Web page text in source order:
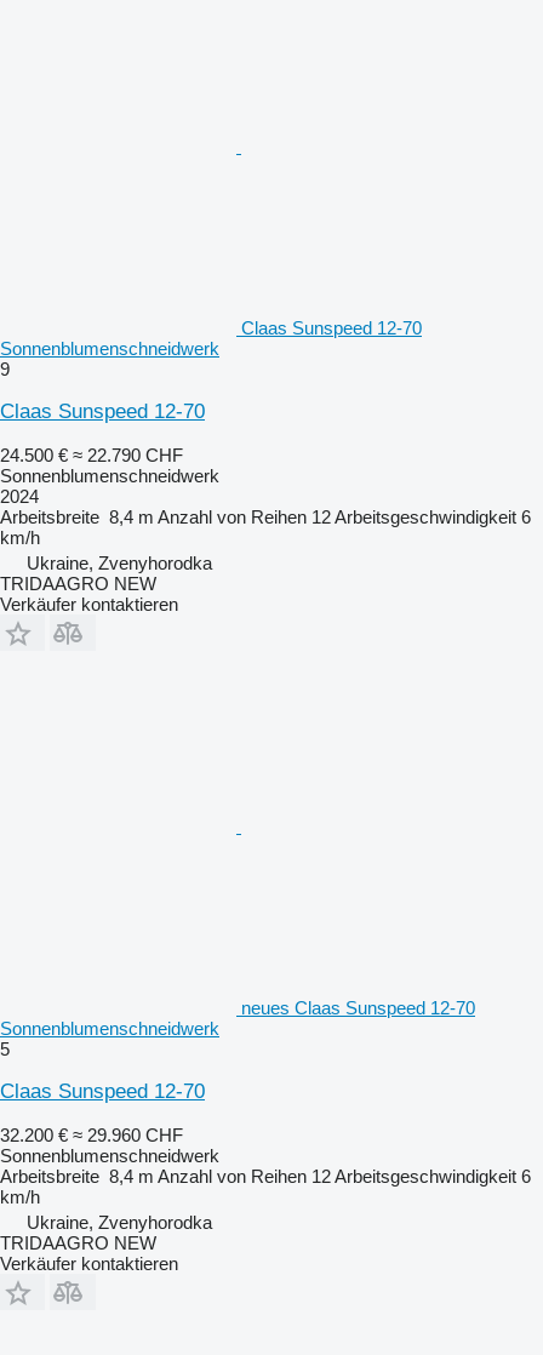
Claas Sunspeed 12-70
Sonnenblumenschneidwerk
9
Claas Sunspeed 12-70
24.500 € ≈ 22.790 CHF
Sonnenblumenschneidwerk
2024
Arbeitsbreite 8,4 m Anzahl von Reihen 12Arbeitsgeschwindigkeit 6
km/h
Ukraine, Zvenyhorodka
TRIDAAGRO NEW
Verkäufer kontaktieren
neues Claas Sunspeed 12-70
Sonnenblumenschneidwerk
5
Claas Sunspeed 12-70
32.200 € ≈ 29.960 CHF
Sonnenblumenschneidwerk
Arbeitsbreite 8,4 m Anzahl von Reihen 12Arbeitsgeschwindigkeit 6
km/h
Ukraine, Zvenyhorodka
TRIDAAGRO NEW
Verkäufer kontaktieren